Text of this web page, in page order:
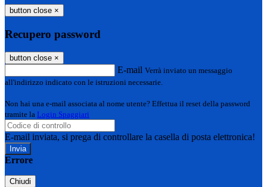
button close ×
Recupero password
button close ×
E-mail Verrà inviato un messaggio
all'indirizzo indicato con le istruzioni necessarie.
Non hai una e-mail associata al nome utente? Effettua il reset della password
tramite la Login Spaggiari
E-mail inviata, si prega di controllare la casella di posta elettronica!
Errore
Chiudi